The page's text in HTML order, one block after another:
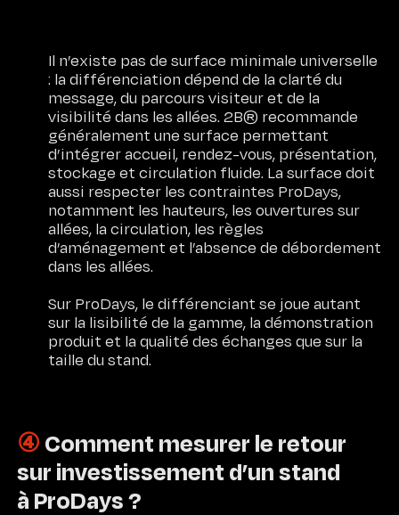
Il n’existe pas de surface minimale universelle
: la différenciation dépend de la clarté du
message, du parcours visiteur et de la
visibilité dans les allées. 2B® recommande
généralement une surface permettant
d’intégrer accueil, rendez-vous, présentation,
stockage et circulation fluide. La surface doit
aussi respecter les contraintes ProDays,
notamment les hauteurs, les ouvertures sur
allées, la circulation, les règles
d’aménagement et l’absence de débordement
dans les allées.
Sur ProDays, le différenciant se joue autant
sur la lisibilité de la gamme, la démonstration
produit et la qualité des échanges que sur la
taille du stand.
④ Comment mesurer le retour
sur investissement d’un stand
à ProDays ?